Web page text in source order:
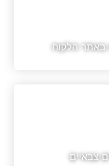
באתר הלקוח
צבאיים